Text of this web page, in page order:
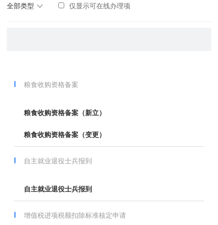
全部类型
仅显示可在线办理项
粮食收购资格备案
粮食收购资格备案（新立）
粮食收购资格备案（变更）
自主就业退役士兵报到
自主就业退役士兵报到
增值税进项税额扣除标准核定申请